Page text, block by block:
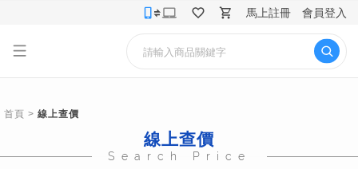
馬上註冊 會員登入
首頁 > 線上查價
線上查價
Search Price